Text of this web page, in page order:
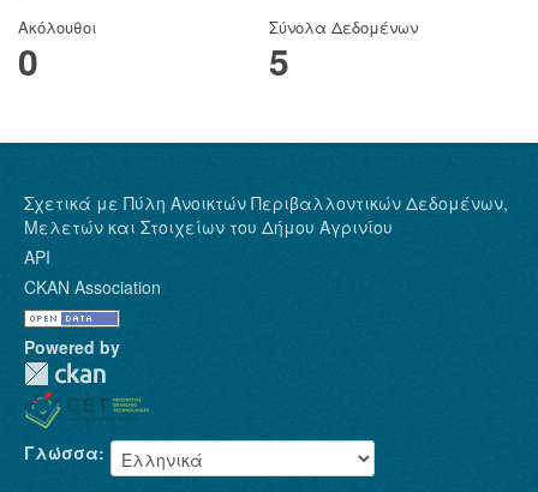
Ακόλουθοι
0
Σύνολα Δεδομένων
5
Σχετικά με Πύλη Ανοικτών Περιβαλλοντικών Δεδομένων,
Μελετών και Στοιχείων του Δήμου Αγρινίου
API
CKAN Association
Powered by
Γλώσσα